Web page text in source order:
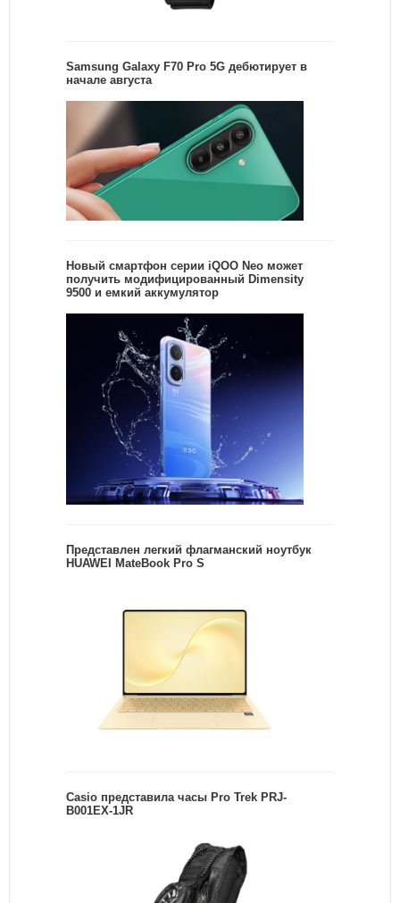
Samsung Galaxy F70 Pro 5G дебютирует в
начале августа
Новый смартфон серии iQOO Neo может
получить модифицированный Dimensity
9500 и емкий аккумулятор
Представлен легкий флагманский ноутбук
HUAWEI MateBook Pro S
Casio представила часы Pro Trek PRJ-
B001EX-1JR